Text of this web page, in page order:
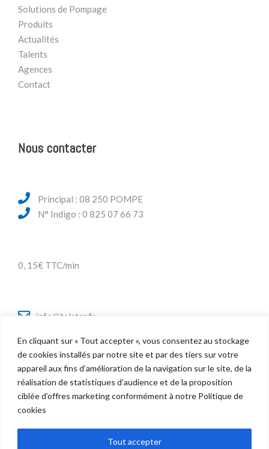
En cliquant sur « Tout accepter », vous consentez au stockage
de cookies installés par notre site et par des tiers sur votre
appareil aux fins d’amélioration de la navigation sur le site, de la
réalisation de statistiques d’audience et de la proposition
ciblée d’offres marketing conformément à notre Politique de
cookies
Tout accepter
Solutions de Pompage
Produits
Actualités
Talents
Agences
Contact
Nous contacter
Principal : 08 250 POMPE
N° Indigo : 0 825 07 66 73
0, 15€ TTC/min
info@telstar.fr
Twitter
Facebook